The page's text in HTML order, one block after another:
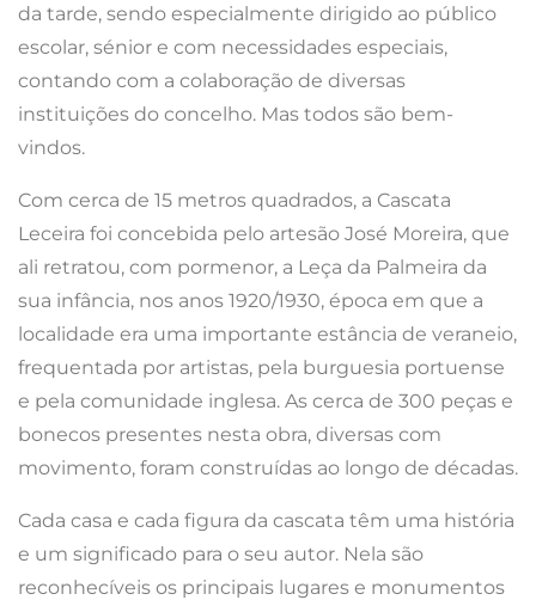
da tarde, sendo especialmente dirigido ao público
escolar, sénior e com necessidades especiais,
contando com a colaboração de diversas
instituições do concelho. Mas todos são bem-
vindos.
Com cerca de 15 metros quadrados, a Cascata
Leceira foi concebida pelo artesão José Moreira, que
ali retratou, com pormenor, a Leça da Palmeira da
sua infância, nos anos 1920/1930, época em que a
localidade era uma importante estância de veraneio,
frequentada por artistas, pela burguesia portuense
e pela comunidade inglesa. As cerca de 300 peças e
bonecos presentes nesta obra, diversas com
movimento, foram construídas ao longo de décadas.
Cada casa e cada figura da cascata têm uma história
e um significado para o seu autor. Nela são
reconhecíveis os principais lugares e monumentos